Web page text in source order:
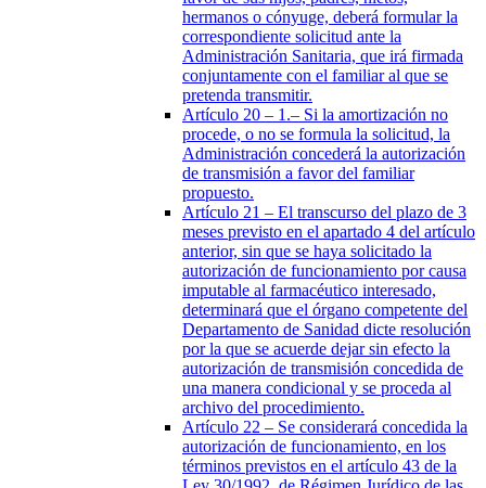
hermanos o cónyuge, deberá formular la
correspondiente solicitud ante la
Administración Sanitaria, que irá firmada
conjuntamente con el familiar al que se
pretenda transmitir.
Artículo 20 – 1.– Si la amortización no
procede, o no se formula la solicitud, la
Administración concederá la autorización
de transmisión a favor del familiar
propuesto.
Artículo 21 – El transcurso del plazo de 3
meses previsto en el apartado 4 del artículo
anterior, sin que se haya solicitado la
autorización de funcionamiento por causa
imputable al farmacéutico interesado,
determinará que el órgano competente del
Departamento de Sanidad dicte resolución
por la que se acuerde dejar sin efecto la
autorización de transmisión concedida de
una manera condicional y se proceda al
archivo del procedimiento.
Artículo 22 – Se considerará concedida la
autorización de funcionamiento, en los
términos previstos en el artículo 43 de la